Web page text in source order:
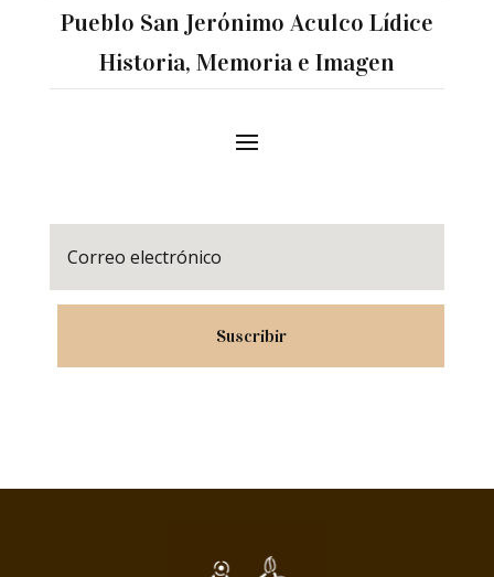
Pueblo San Jerónimo Aculco Lídice
Historia, Memoria e Imagen
Suscribir